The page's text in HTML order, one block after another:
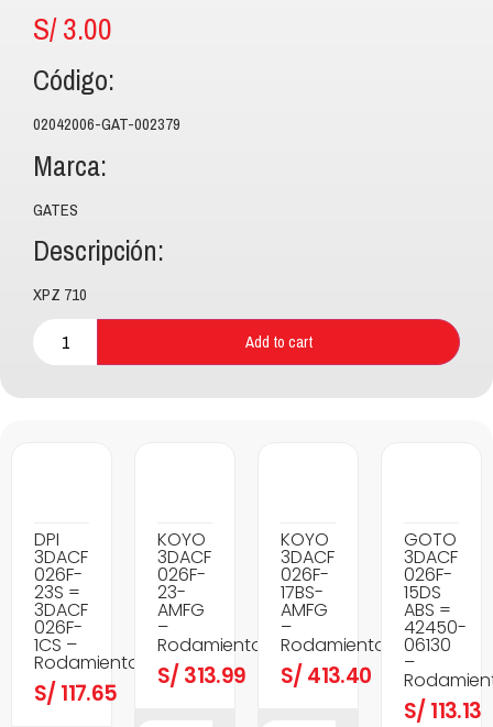
S/3.00
Código:
02042006-GAT-002379
Marca:
GATES
Descripción:
XPZ 710
Add to cart
DPI
3DACF
026F-
23S =
3DACF
026F-
1CS –
Rodamientos
S/ 117.65
KOYO
3DACF
026F-
23-
AMFG
–
Rodamientos
S/ 313.99
KOYO
3DACF
026F-
17BS-
AMFG
–
Rodamientos
S/ 413.40
GOTO
3DACF
026F-
15DS
ABS =
42450-
06130
–
S/ 113.13